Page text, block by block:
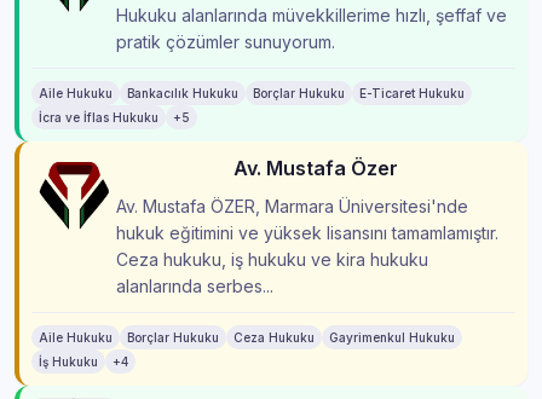
Hukuku alanlarında müvekkillerime hızlı, şeffaf ve
pratik çözümler sunuyorum.
Aile Hukuku Bankacılık Hukuku Borçlar Hukuku
E-Ticaret Hukuku
İcra ve İflas Hukuku
+5
Av. Mustafa Özer
Av. Mustafa ÖZER, Marmara Üniversitesi'nde
hukuk eğitimini ve yüksek lisansını tamamlamıştır.
Ceza hukuku, iş hukuku ve kira hukuku
alanlarında serbes...
Aile Hukuku Borçlar Hukuku Ceza Hukuku
Gayrimenkul Hukuku
İş Hukuku
+4